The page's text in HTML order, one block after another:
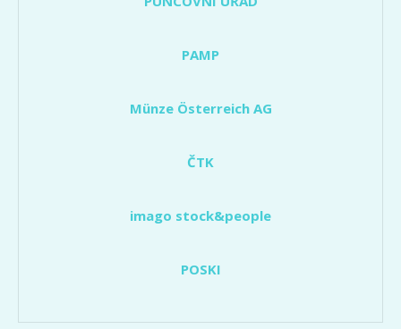
PAMP
Münze Österreich AG
ČTK
imago stock&people
POSKI